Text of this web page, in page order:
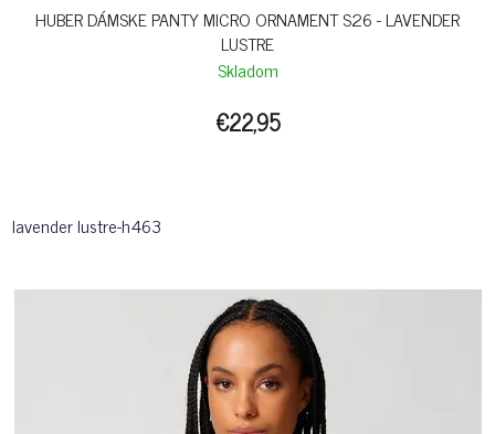
HUBER DÁMSKE PANTY MICRO ORNAMENT S26 - LAVENDER
LUSTRE
Skladom
€22,95
lavender lustre-h463